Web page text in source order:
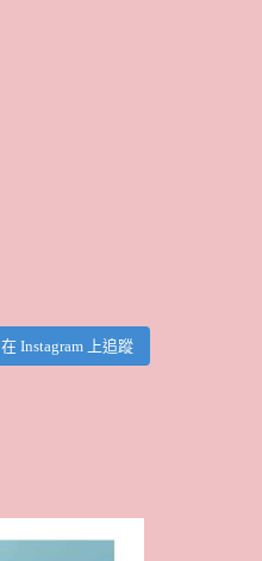
在 Instagram 上追蹤